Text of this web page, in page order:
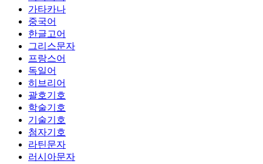
가타카나
중국어
한글고어
그리스문자
프랑스어
독일어
히브리어
괄호기호
학술기호
기술기호
첨자기호
라틴문자
러시아문자